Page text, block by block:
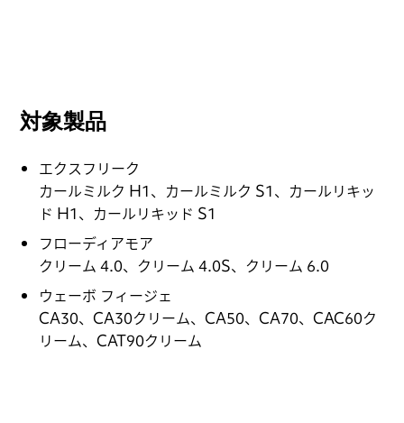
対象製品
エクスフリーク
カールミルク H1、カールミルク S1、カールリキッ
ド H1、カールリキッド S1
フローディアモア
クリーム 4.0、クリーム 4.0S、クリーム 6.0
ウェーボ フィージェ
CA30、CA30クリーム、CA50、CA70、CAC60ク
リーム、CAT90クリーム